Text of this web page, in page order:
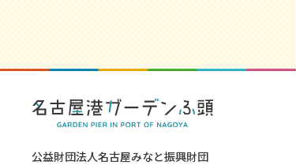
公益財団法人名古屋みなと振興財団